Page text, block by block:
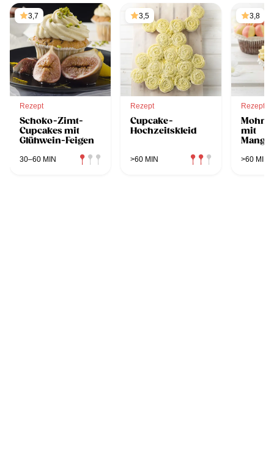
3,7
Rezept
Schoko-Zimt-
Cupcakes mit
Glühwein-Feigen
30–60 MIN
3,5
Rezept
Cupcake-
Hochzeitskleid
>60 MIN
3,8
Rezept
Mohn-
mit
>60 MIN